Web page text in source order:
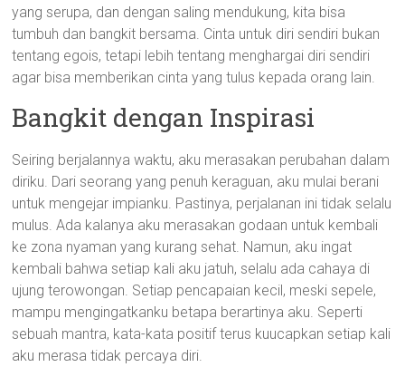
yang serupa, dan dengan saling mendukung, kita bisa
tumbuh dan bangkit bersama. Cinta untuk diri sendiri bukan
tentang egois, tetapi lebih tentang menghargai diri sendiri
agar bisa memberikan cinta yang tulus kepada orang lain.
Bangkit dengan Inspirasi
Seiring berjalannya waktu, aku merasakan perubahan dalam
diriku. Dari seorang yang penuh keraguan, aku mulai berani
untuk mengejar impianku. Pastinya, perjalanan ini tidak selalu
mulus. Ada kalanya aku merasakan godaan untuk kembali
ke zona nyaman yang kurang sehat. Namun, aku ingat
kembali bahwa setiap kali aku jatuh, selalu ada cahaya di
ujung terowongan. Setiap pencapaian kecil, meski sepele,
mampu mengingatkanku betapa berartinya aku. Seperti
sebuah mantra, kata-kata positif terus kuucapkan setiap kali
aku merasa tidak percaya diri.